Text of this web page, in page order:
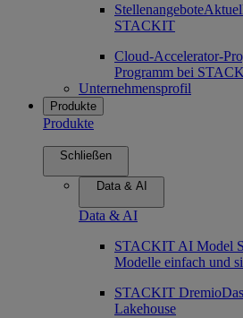
Stellenangebote
STACKIT
Cloud-Accelerator-
Programm bei
Unternehmensprofil
Produkte
Produkte
Schließen
Data & AI
Data & AI
STACKIT AI Model
Modelle einfach und
STACKIT Dremio
Lakehouse